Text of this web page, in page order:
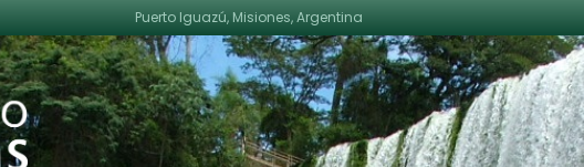
Puerto Iguazú, Misiones, Argentina